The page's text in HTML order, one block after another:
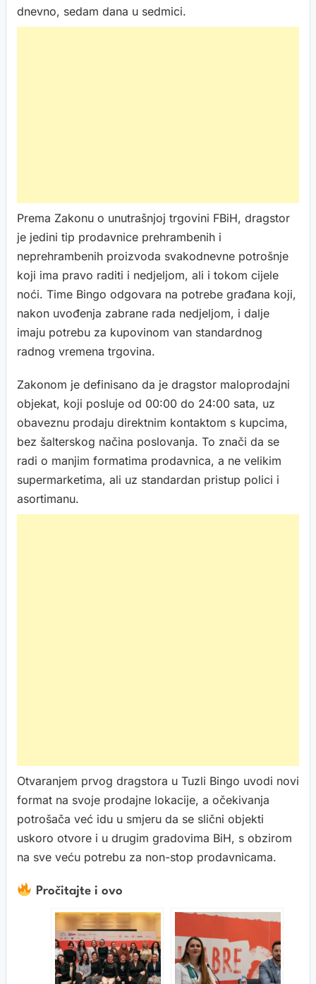
dnevno, sedam dana u sedmici.
Prema Zakonu o unutrašnjoj trgovini FBiH, dragstor
je jedini tip prodavnice prehrambenih i
neprehrambenih proizvoda svakodnevne potrošnje
koji ima pravo raditi i nedjeljom, ali i tokom cijele
noći. Time Bingo odgovara na potrebe građana koji,
nakon uvođenja zabrane rada nedjeljom, i dalje
imaju potrebu za kupovinom van standardnog
radnog vremena trgovina.
Zakonom je definisano da je dragstor maloprodajni
objekat, koji posluje od 00:00 do 24:00 sata, uz
obaveznu prodaju direktnim kontaktom s kupcima,
bez šalterskog načina poslovanja. To znači da se
radi o manjim formatima prodavnica, a ne velikim
supermarketima, ali uz standardan pristup polici i
asortimanu.
Otvaranjem prvog dragstora u Tuzli Bingo uvodi novi
format na svoje prodajne lokacije, a očekivanja
potrošača već idu u smjeru da se slični objekti
uskoro otvore i u drugim gradovima BiH, s obzirom
na sve veću potrebu za non-stop prodavnicama.
Pročitajte i ovo